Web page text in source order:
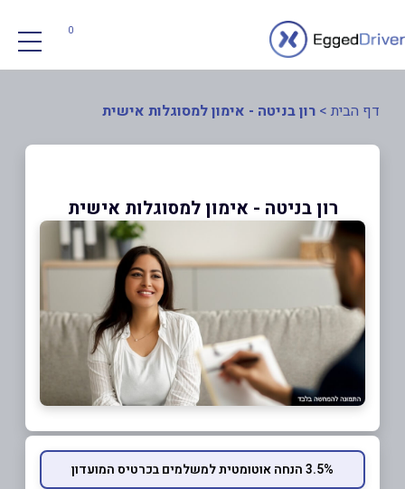
0
דף הבית > רון בניטה - אימון למסוגלות אישית
רון בניטה - אימון למסוגלות אישית
3.5% הנחה אוטומטית למשלמים בכרטיס המועדון